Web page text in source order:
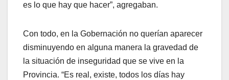
es lo que hay que hacer”, agregaban.
Con todo, en la Gobernación no querían aparecer
disminuyendo en alguna manera la gravedad de
la situación de inseguridad que se vive en la
Provincia. “Es real, existe, todos los días hay